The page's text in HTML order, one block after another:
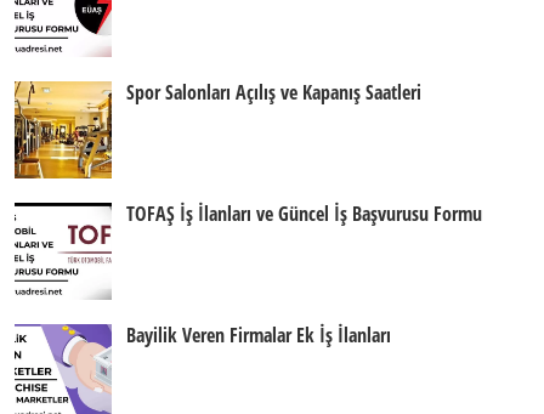
Spor Salonları Açılış ve Kapanış Saatleri
TOFAŞ İş İlanları ve Güncel İş Başvurusu Formu
Bayilik Veren Firmalar Ek İş İlanları